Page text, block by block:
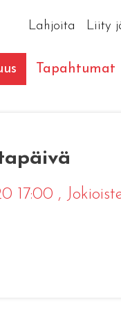
Lahjoita Liity
Tapahtumat
17:00 ,